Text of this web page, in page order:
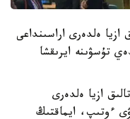
ازيا ەلدەرى اراسىنداعى
تۇسۋىنە ايرىقشا
ورتالىق ازيا ەلدەرى
ءوتىپ، ايماقتىڭ